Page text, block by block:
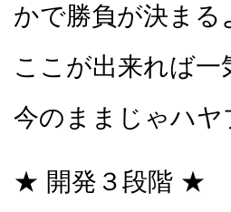
かで勝負が決まる
ここが出来れば
今のままじゃハ
★ 開発３段階 ★